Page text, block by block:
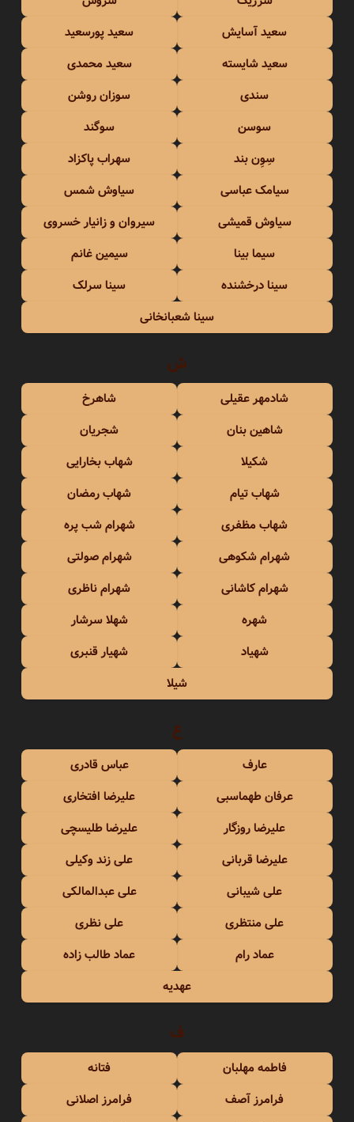
سعید آسایش
سعید پورسعید
سعید شایسته
سعید محمدی
سندی
سوزان روشن
سوسن
سوگند
سِوِن بند
سهراب پاکزاد
سیامک عباسی
سیاوش شمس
سیاوش قمیشی
سیروان و زانیار خسروی
سیما بینا
سیمین غانم
سینا درخشنده
سینا سرلک
سینا شعبانخانی
ش
شادمهر عقیلی
شاهرخ
شاهین بنان
شجریان
شکیلا
شهاب بخارایی
شهاب تیام
شهاب رمضان
شهاب مظفری
شهرام شب پره
شهرام شکوهی
شهرام صولتی
شهرام کاشانی
شهرام ناظری
شهره
شهلا سرشار
شهیاد
شهیار قنبری
شیلا
ع
عارف
عباس قادری
عرفان طهماسبی
علیرضا افتخاری
علیرضا روزگار
علیرضا طلیسچی
علیرضا قربانی
علی زند وکیلی
علی شیبانی
علی عبدالمالکی
علی منتظری
علی نظری
عماد رام
عماد طالب زاده
عهدیه
ف
فاطمه مهلبان
فتانه
فرامرز آصف
فرامرز اصلانی